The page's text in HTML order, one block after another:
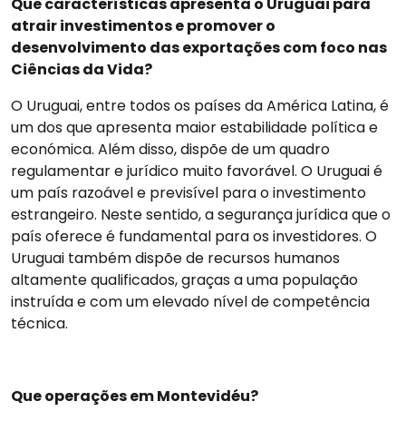
atrair investimentos e promover o
desenvolvimento das exportações com foco nas
Ciências da Vida?
O Uruguai, entre todos os países da América Latina, é
um dos que apresenta maior estabilidade política e
económica. Além disso, dispõe de um quadro
regulamentar e jurídico muito favorável. O Uruguai é
um país razoável e previsível para o investimento
estrangeiro. Neste sentido, a segurança jurídica que o
país oferece é fundamental para os investidores. O
Uruguai também dispõe de recursos humanos
altamente qualificados, graças a uma população
instruída e com um elevado nível de competência
técnica.
Que operações em Montevidéu?